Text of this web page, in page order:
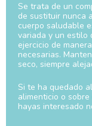
Se trata de un
de sustituir nunca
cuerpo saludable
variada y un estilo
ejercicio de
necesarias.
seco, siempre
Si te ha quedado
alimenticio o
hayas interesado